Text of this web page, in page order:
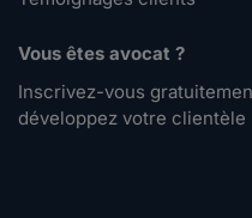
Vous êtes avocat ?
Inscrivez-vous
développez votre clientèle